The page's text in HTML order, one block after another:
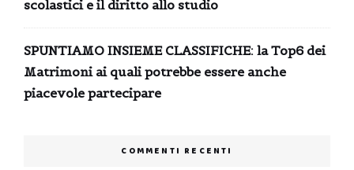
scolastici e il diritto allo studio
SPUNTIAMO INSIEME CLASSIFICHE: la Top6 dei
Matrimoni ai quali potrebbe essere anche
piacevole partecipare
COMMENTI RECENTI